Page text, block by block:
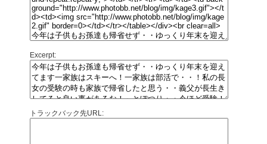
Excerpt:
トラックバック先URL: